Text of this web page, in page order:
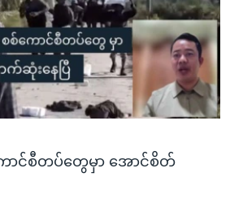
င်စီတပ်တွေမှာ အောင်စိတ်